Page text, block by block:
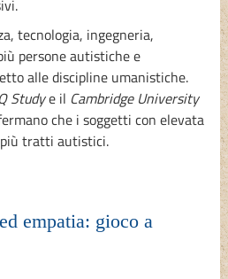
tecnologia, ingegneria,
persone autistiche e
alle discipline umanistiche.
Studye il Cambridge University
che i soggetti con elevata
tratti autistici.
empatia: gioco a